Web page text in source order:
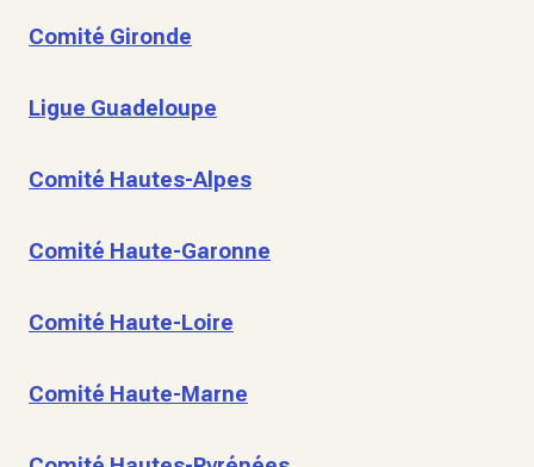
Comité Gironde
Ligue Guadeloupe
Comité Hautes-Alpes
Comité Haute-Garonne
Comité Haute-Loire
Comité Haute-Marne